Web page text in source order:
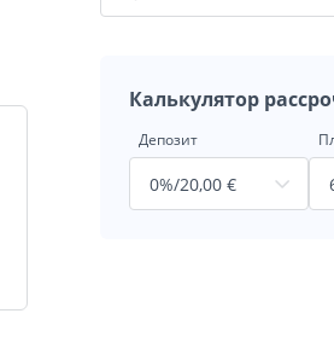
Калькулятор
Депозит